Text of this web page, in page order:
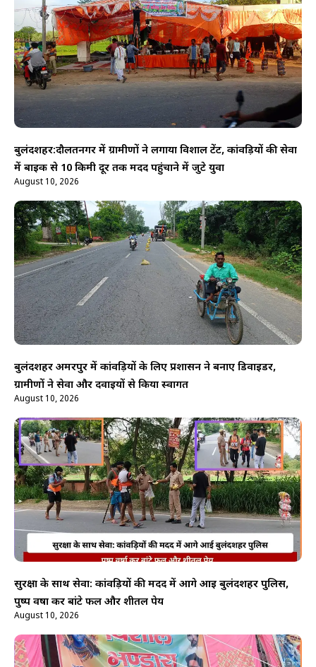
बुलंदशहर:दौलतनगर में ग्रामीणों ने लगाया विशाल टेंट, कांवड़ियों की सेवा
में बाइक से 10 किमी दूर तक मदद पहुंचाने में जुटे युवा
August 10, 2026
बुलंदशहर अमरपुर में कांवड़ियों के लिए प्रशासन ने बनाए डिवाइडर,
ग्रामीणों ने सेवा और दवाइयों से किया स्वागत
August 10, 2026
सुरक्षा के साथ सेवा: कांवड़ियों की मदद में आगे आई बुलंदशहर पुलिस,
पुष्प वर्षा कर बांटे फल और शीतल पेय
August 10, 2026